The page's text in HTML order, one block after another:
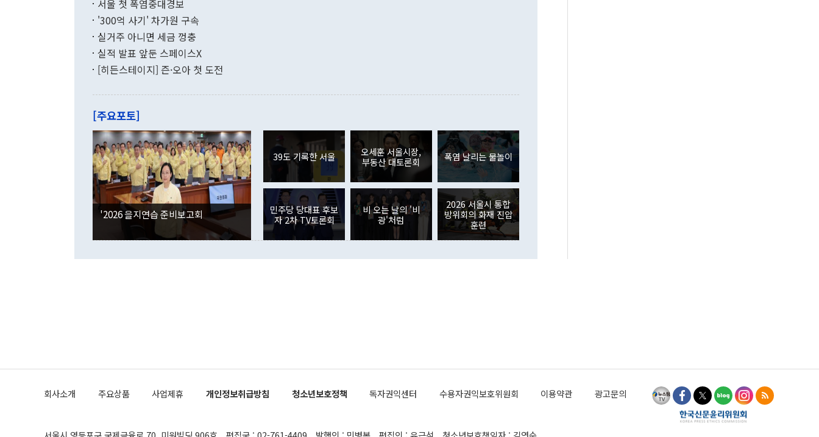
"우리의 선의대로 하는 게 과연 한반도의 평화와 안정에 플러스냐, 결론적
관은 업무보고 사후 브리핑에서 정 장관이 언급한 '4자 회담'에 대해 "이상
이 9월 러시아 블라디보스토크에서 열리는 '동방경제포럼(EEF)'을 언급하
며 "정부 차원에서 (참석을) 검토하고 있다"고 발언한 데 대해서도 조 장관
은 "그것은 외교부의 몫"이라며 "아직 거기까지 진도가 나가지 않았다"고
잘랐다. 정 장관이 이날 소개한 대북 구상과 설명은 정부 내 조율을 거치지
않았다는 점에서 문제가 있다. 특히 주적 표현 대체와 국호 사용, 9·19 군
사합의 복원, 4자회담 추진 등은 통일부 장관이 결정할 사안이 아니어서 월
권이라는 지적이 나오고 있다. 이 대통령은 정 장관의 업무보고를 듣고 난
뒤 "여기 업무보고에 발표했다고 승인난 건 아니다"라고 재차 확인했다. 정
부의 한 소식통은 "정 장관의 발언 내용은 대부분 국가안전보장회의(NSC)
를 거쳐 결정된 사안이 아닌 정 장관의 개인적 생각에 가깝다"며 "안보 관
련 부처 장관이 정부의 공식 정책이 아닌 사안을 추진하겠다고 업무보고를
하고 대통령의 면전에서 '국군통수권자가 나서야 한다'고 주장한 것은 심각
이나 미국은 북한에 선비핵화를 공식적으로 요구한 적이 없기 때문이다. 지
공하는 방식으로 이뤄졌다. 1994년 북·미 제네바 기본합의는 핵시설 동결
협상에 관여했던 한 전직 관료는 "모든 북핵 협상은 북한의 비핵화 조치와
기록했지만 지식재산권사용료수지는 전월 흑자에서 4억4000만달러 적자
로 전환됐다. 본원소득수지는 배당소득을 중심으로 32억7000만달러 흑자
는 배당수입이 늘어난 데다 전월 분기배당에 따른 기저효과로 배당지급이
였던 올해 3월(369억9000만달러)을 넘어선 것이다. 직접투자에서는 내국
인의 해외투자가 80억1000만달러, 외국인의 국내투자가 46억3000만달러
각각 증가했다. 증권투자에서는 외국인의 국내 주식 매도세가 이어졌다. 외
국인의 국내 주식 투자는 차익실현 매도 등의 영향으로 316억1000만달러
감소하며 전월(-310억5000만달러)에 이어 역대 최대 순매도 기록을 다시
경신했다. 외국인의 국내 채권투자는 세계국채지수(WGBI) 자금 유입에도
분기 말 만기도래 영향으로 증가 폭이 줄어든 52억9000만달러를 기록했
다. 내국인의 해외 증권투자는 주식을 중심으로 35억6000만달러 증가했
다. eoyn2@newspim.com
서울 첫 폭염중대경보
'300억 사기' 차가원 구속
실거주 아니면 세금 껑충
실적 발표 앞둔 스페이스X
[히든스테이지] 즌·오아 첫 도전
[주요포토]
'2026 을지연습 준비보고회
39도 기록한 서울
오세훈 서울시장,
부동산 대토론회
폭염 날리는 물놀이
민주당 당대표 후보
자 2차 TV토론회
비 오는 날의 '비
광'처럼
2026 서울시 통합
방위회의 화재 진압
훈련
회사소개 주요상품 사업제휴 개인정보취급방침 청소년보호정책 독자권익센터 수용자권익보호위원회 이용약관 광고문의